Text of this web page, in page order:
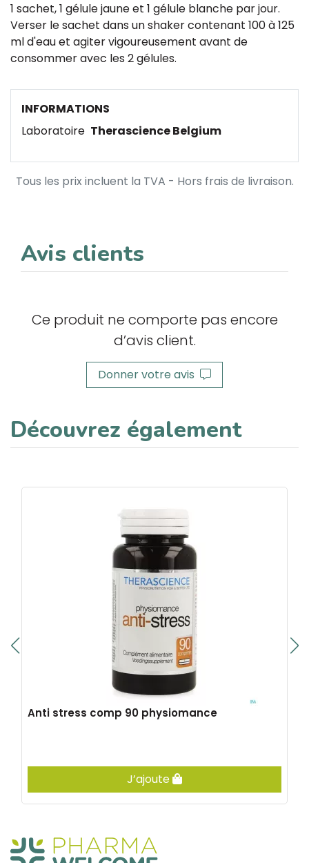
1 sachet, 1 gélule jaune et 1 gélule blanche par jour.
Verser le sachet dans un shaker contenant 100 à 125
ml d'eau et agiter vigoureusement avant de
consommer avec les 2 gélules.
INFORMATIONS
Laboratoire Therascience Belgium
Tous les prix incluent la TVA - Hors frais de livraison.
Avis clients
Ce produit ne comporte pas encore
d’avis client.
Donner votre avis
Découvrez également
Anti stress comp 90 physiomance
J’ajoute